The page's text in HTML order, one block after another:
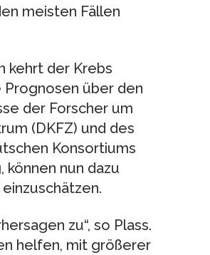
meisten Fällen
kehrt der Krebs
über den
der Forscher um
(DKFZ) und des
Konsortiums
können nun dazu
zu“, so Plass.
helfen, mit größerer